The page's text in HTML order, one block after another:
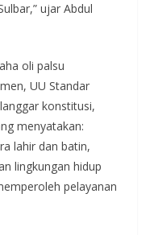
ujar Abdul
oli palsu
UU Standar
konstitusi,
menyatakan:
lahir dan batin,
lingkungan hidup
pelayanan